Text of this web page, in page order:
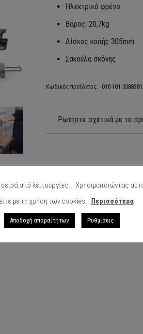
Ηλεκτρικό φρένο
Βάρος: 20,7kg
Δίσκος κοπής 305mm
Σακούλα σκόνης
Κωδικός προϊόντος: 010-101-
Ρωτήστε σχετικά με το
από λειτουργίες... Χρησιμοποιώντας
με τη χρήση των cookies. Περισσότερα
Αποδοχή απαραίτητων Ρυθμίσεις